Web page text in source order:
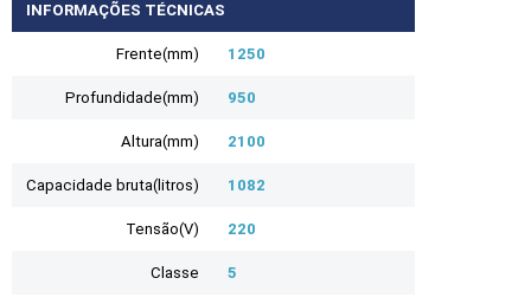
INFORMAÇÕES TÉCNICAS
Frente(mm) 1250
Profundidade(mm) 950
Altura(mm) 2100
Capacidade bruta(litros) 1082
Tensão(V) 220
Classe 5